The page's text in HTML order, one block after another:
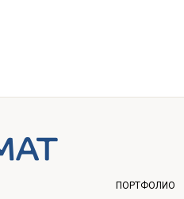
ПОРТФОЛИО